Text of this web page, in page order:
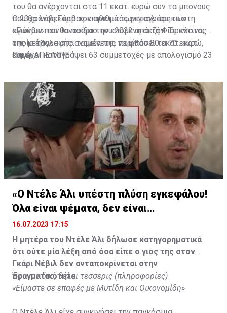
του θα ανέρχονται στα 11 εκατ. ευρώ συν τα μπόνους
που θα λάβει από τον αριθμό των γκολ και των
αγώνων που θα παίξει την επόμενη σεζόν. Το κόστος
της μεταγραφής αναμένεται να φθάσει τα 70 εκατ.
ευρώ.
Ο 23χρονος Σέρβος επιθετικός μεταγράφηκε στη
«Γιούβε» τον Ιανουάριο του 2022 από τη Φιορεντίνα, η
οποία έβαλε στα ταμεία της περίπου 80 εκατ. ευρώ,
και έχει καταγράψει 63 συμμετοχές με απολογισμό 23
Πηγή: ΑΠΕ ΜΠΕ
«Ο Ντέλε Άλι υπέστη πλύση εγκεφάλου!
Όλα είναι ψέματα, δεν είναι
υιοθετημένος»
16.07.2023 17:15
Η μητέρα του Ντέλε Άλι δήλωσε κατηγορηματικά
ότι ούτε μία λέξη από όσα είπε ο γιος της στον
Γκάρι Νέβιλ δεν ανταποκρίνεται στην
πραγματικότητα.
Έφυγαν δύο, θέλει τέσσερις (πληροφορίες)
«Είμαστε σε επαφές με Μυτίδη και Οικονομίδη»